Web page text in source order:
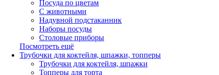
Посуда по цветам
С животными
Надувной подстаканник
Наборы посуды
Столовые приборы
Посмотреть ещё
Трубочки для коктейля, шпажки, топперы
Трубочки для коктейля, шпажки
Топперы для торта